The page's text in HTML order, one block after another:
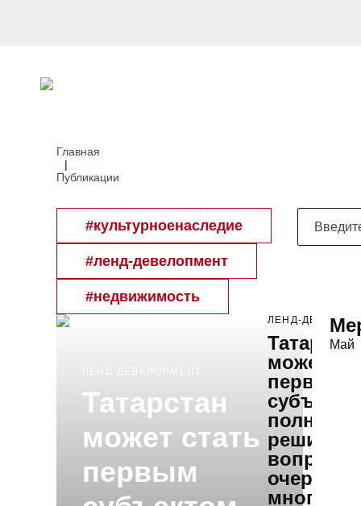
Главная
|
Публикации
#культурноенаследие
#ленд-девелопмент
#недвижимость
Татарстан
может стать
первым
ЛЕНД-
Татарстан
может
первым
вопрос
очереди
Май